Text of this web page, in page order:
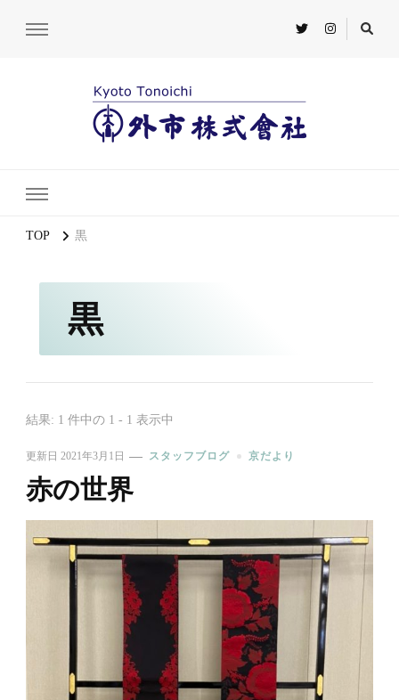
TOP 黒
黒
結果: 1 件中の 1 - 1 表示中
更新日 2021年3月1日 スタッフブログ 京だより
赤の世界